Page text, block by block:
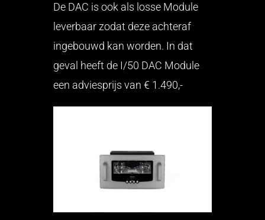
De DAC is ook als losse Module
leverbaar zodat deze achteraf
ingebouwd kan worden. In dat
geval heeft de I/50 DAC Module
een adviesprijs van € 1.490,-